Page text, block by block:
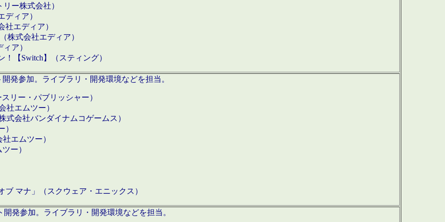
ー株式会社）
ディア）
社エディア）
株式会社エディア）
ア）
【Switch】（スティング）
発参加。ライブラリ・開発環境などを担当。
リー・パブリッシャー）
社エムツー）
式会社バンダイナムコゲームス）
）
エムツー）
ー）
マナ」（スクウェア・エニックス）
発参加。ライブラリ・開発環境などを担当。